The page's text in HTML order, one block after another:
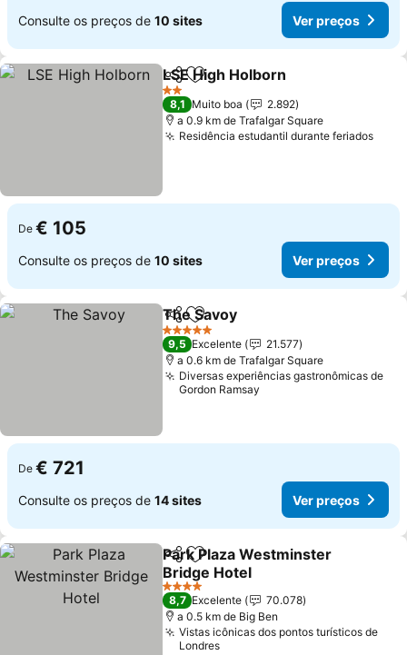
Consulte os preços de 10 sites Ver preços
PartilharAdicionar aos favoritos
LSE High Holborn
2 Estrelas
8,1 Muito boa
2.892
a 0.9 km de Trafalgar Square
Residência estudantil durante feriadosVer
De € 105
Consulte os preços de 10 sites Ver preços
PartilharAdicionar aos favoritos
The Savoy
5 Estrelas
9,5 Excelente
21.577
a 0.6 km de Trafalgar Square
Diversas experiências gastronômicas de
Gordon Ramsay
De € 721
Consulte os preços de 14 sites Ver preços
PartilharAdicionar aos favoritos
Park Plaza Westminster
Bridge Hotel
Ver preços
4 Estrelas
8,7 Excelente
70.078
a 0.5 km de Big Ben
Vistas icônicas dos pontos turísticos de
Londres